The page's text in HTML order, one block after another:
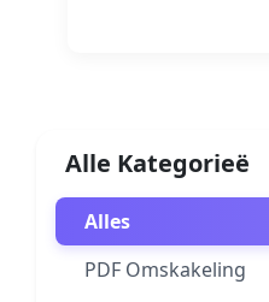
Alle Kategorieë
Alles
PDF Omskakeling